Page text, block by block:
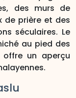
des murs de
de prière et des
séculaires. Le
au pied des
offre un aperçu